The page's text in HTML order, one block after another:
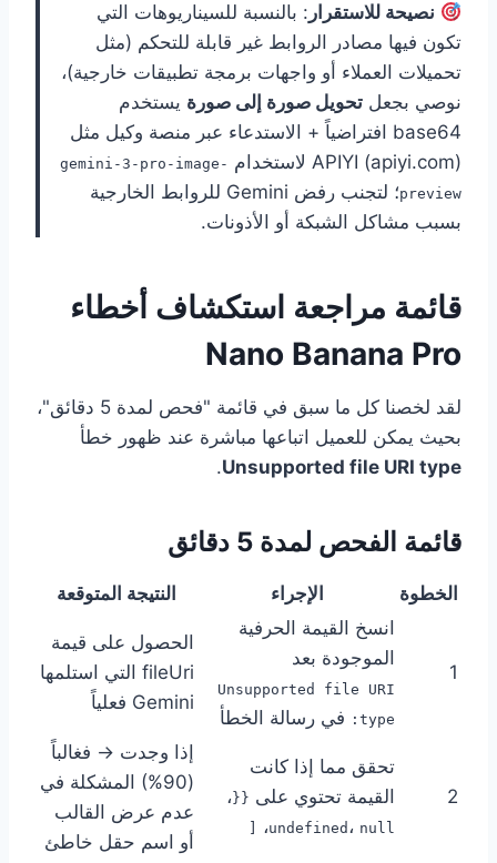
نصيحة للاستقرار : بالنسبة للسيناريوهات التي
تكون فيها مصادر الروابط غير قابلة للتحكم (مثل
تحميلات العملاء أو واجهات برمجة تطبيقات خارجية)،
نوصي بجعل تحويل صورة إلى صورة يستخدم
base64 افتراضياً + الاستدعاء عبر منصة وكيل مثل
APIYI (apiyi.com) لاستخدام
gemini-3-pro-image-
preview
؛ لتجنب رفض Gemini للروابط الخارجية
بسبب مشاكل الشبكة أو الأذونات.
قائمة مراجعة استكشاف أخطاء
Nano Banana Pro
لقد لخصنا كل ما سبق في قائمة "فحص لمدة 5 دقائق"،
بحيث يمكن للعميل اتباعها مباشرة عند ظهور خطأ
Unsupported file URI type
.
قائمة الفحص لمدة 5 دقائق
الخطوة الإجراء النتيجة المتوقعة
1
انسخ القيمة الحرفية
الموجودة بعد
Unsupported file URI
type:
في رسالة الخطأ
الحصول على قيمة
fileUri التي استلمها
Gemini فعلياً
2
تحقق مما إذا كانت
القيمة تحتوي على {{ ،
undefined ، null ،
إذا وجدت → فغالباً
(90%) المشكلة في
عدم عرض القالب
أو اسم حقل خاطئ